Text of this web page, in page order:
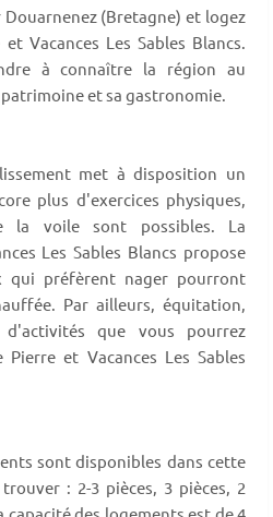
Douarnenez (Bretagne) et logez
Vacances Les Sables Blancs.
à connaître la région au
et sa gastronomie.
met à disposition un
plus d'exercices physiques,
la voile sont possibles. La
Les Sables Blancs propose
qui préfèrent nager pourront
Par ailleurs, équitation,
que vous pourrez
et Vacances Les Sables
sont disponibles dans cette
: 2-3 pièces, 3 pièces, 2